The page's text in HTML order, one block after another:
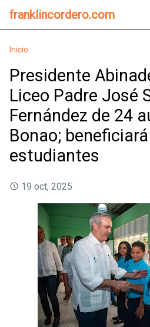
franklincordero.com
Inicio
Presidente
Liceo Padre José
Fernández de 24
Bonao;
estudiantes
19 oct, 2025